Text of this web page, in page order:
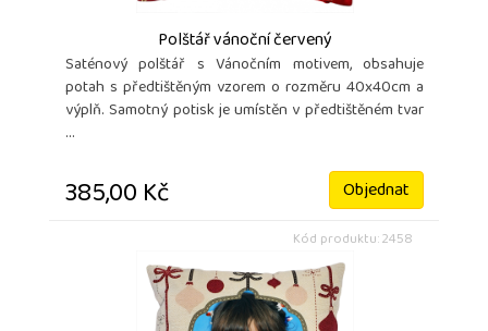
Polštář vánoční červený
Saténový polštář s Vánočním motivem, obsahuje
potah s předtištěným vzorem o rozměru 40x40cm a
výplň. Samotný potisk je umístěn v předtištěném tvar
...
385,00 Kč Objednat
Kód produktu: 2458